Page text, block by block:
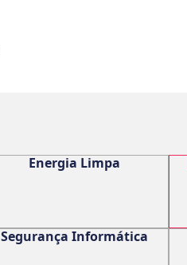
Energia Limpa
Segurança Informática